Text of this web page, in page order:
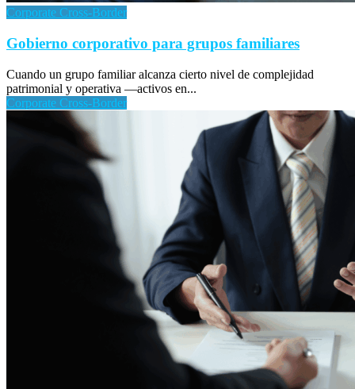
Corporate Cross-Border
Gobierno corporativo para grupos familiares
Cuando un grupo familiar alcanza cierto nivel de complejidad
patrimonial y operativa —activos en...
Corporate Cross-Border